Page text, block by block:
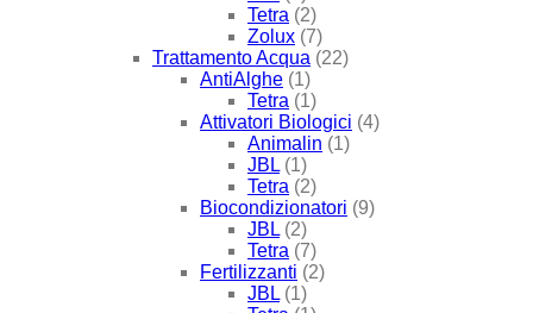
Tetra (2)
Zolux (7)
Trattamento Acqua (22)
AntiAlghe (1)
Tetra (1)
Attivatori Biologici (4)
Animalin (1)
JBL (1)
Tetra (2)
Biocondizionatori (9)
JBL (2)
Tetra (7)
Fertilizzanti (2)
JBL (1)